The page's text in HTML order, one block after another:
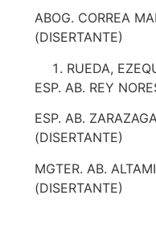
ABOG. CORREA
(DISERTANTE)
RUEDA,
ESP. AB. REY
ESP. AB.
(DISERTANTE)
MGTER. AB.
(DISERTANTE)